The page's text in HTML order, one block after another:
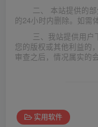
二、 本站提供的
的24小时内删除。如需
三、我站提供用
您的版权或其他利益的
审查之后，情况属实的
实用软件